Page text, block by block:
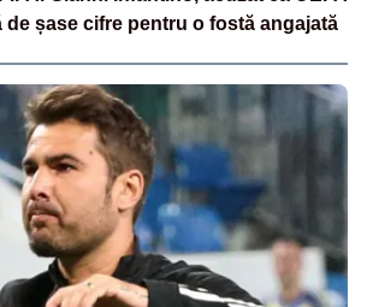
de șase cifre pentru o fostă angajată